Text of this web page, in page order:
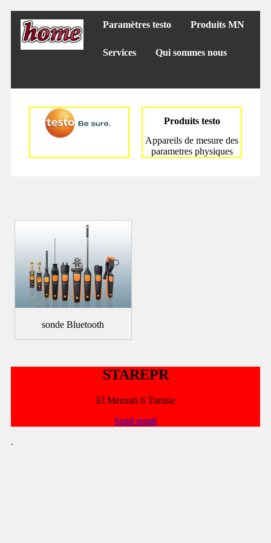
Paramètres testo Produits MN
Services Qui sommes nous
Produits testo
Appareils de mesure des
parametres physiques
sonde Bluetooth
STAREPR
El Menzah 6 Tunisie
Send email
.